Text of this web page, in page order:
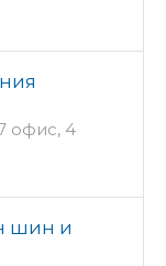
офис, 4
шин и